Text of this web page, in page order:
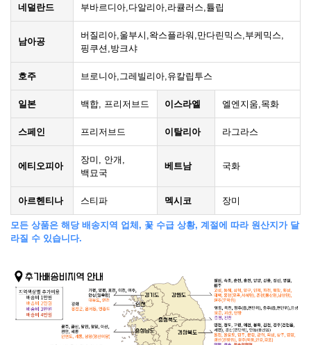
네덜란드 부바르디아,다알리아,라큘러스,튤립
남아공
버질리아,울부시,왁스플라워,만다린믹스,부케믹스,
핑쿠션,방크샤
호주 브로니아,그레빌리아,유칼립투스
일본 백합, 프리저브드 이스라엘 엘엔지움,목화
스페인 프리저브드 이탈리아 라그라스
에티오피아
장미, 안개,
백묘국
베트남 국화
아르헨티나 스티파 멕시코 장미
모든 상품은 해당 배송지역 업체, 꽃 수급 상황, 계절에 따라 원산지가 달
라질 수 있습니다.